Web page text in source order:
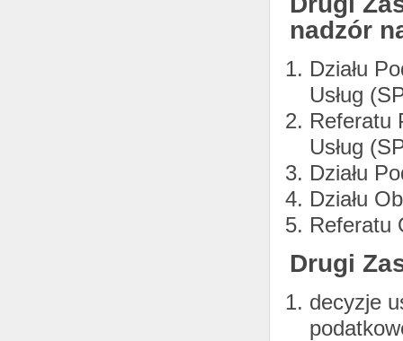
nadzór
Działu
Usług
Referatu
Usług
Działu
Działu
Referatu
Drugi
decyzje